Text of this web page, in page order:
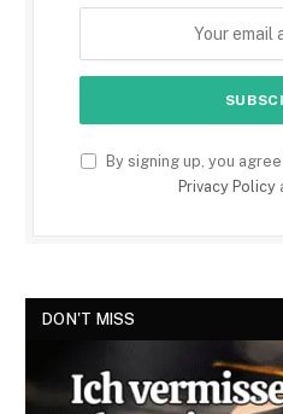
By signing up, you
Privacy Policy
DON'T MISS